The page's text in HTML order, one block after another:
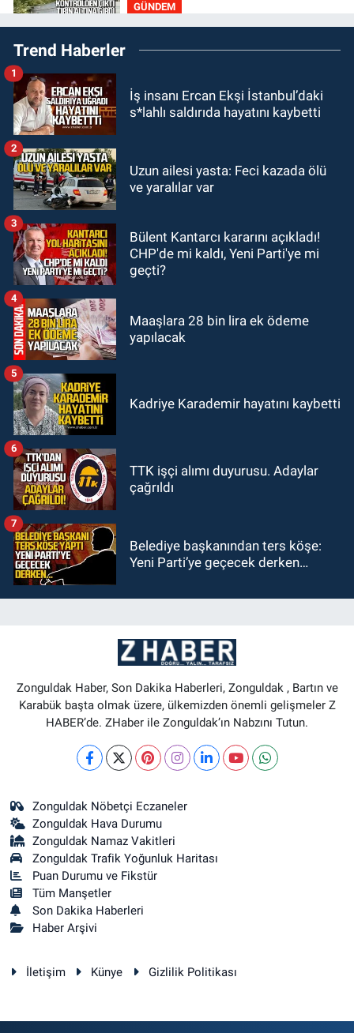
GÜNDEM
21:46Zonguldak-Alaplı yolunda
feci kaza: 18 yaşındaki sürücü
21:29Başvurular başladı: 3 bin
19:56Otomobille çarpışan
GÜNDEM
19:46Cumhurbaşkanı Erdoğan’ın
fotoğrafını söküp indirdi
Trend Haberler
İş insanı Ercan Ekşi İstanbul’daki
s*lahlı saldırıda hayatını kaybetti
1
Uzun ailesi yasta: Feci kazada ölü
ve yaralılar var
2
Bülent Kantarcı kararını açıkladı!
CHP'de mi kaldı, Yeni Parti'ye mi
geçti?
3
Maaşlara 28 bin lira ek ödeme
yapılacak
4
Kadriye Karademir hayatını kaybetti
5
TTK işçi alımı duyurusu. Adaylar
çağrıldı
6
Belediye başkanından ters köşe:
Yeni Parti’ye geçecek derken…
7
Zonguldak Haber, Son Dakika Haberleri, Zonguldak , Bartın ve
Karabük başta olmak üzere, ülkemizden önemli gelişmeler Z
HABER’de. ZHaber ile Zonguldak’ın Nabzını Tutun.
Zonguldak Nöbetçi Eczaneler
Zonguldak Hava Durumu
Zonguldak Namaz Vakitleri
Zonguldak Trafik Yoğunluk Haritası
Puan Durumu ve Fikstür
Tüm Manşetler
Son Dakika Haberleri
Haber Arşivi
İletişim Künye Gizlilik Politikası